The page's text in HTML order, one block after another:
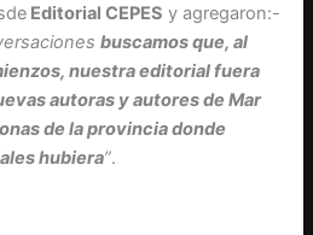
Editorial CEPES y agregaron:-
buscamos que, al
nuestra editorial fuera
autoras y autores de Mar
de la provincia donde
hubiera”.